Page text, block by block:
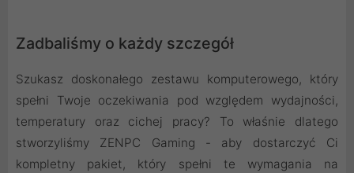
Zadbaliśmy o każdy szczegół
Szukasz doskonałego zestawu komputerowego, który
spełni Twoje oczekiwania pod względem wydajności,
temperatury oraz cichej pracy? To właśnie dlatego
stworzyliśmy ZENPC Gaming - aby dostarczyć Ci
kompletny pakiet, który spełni te wymagania na